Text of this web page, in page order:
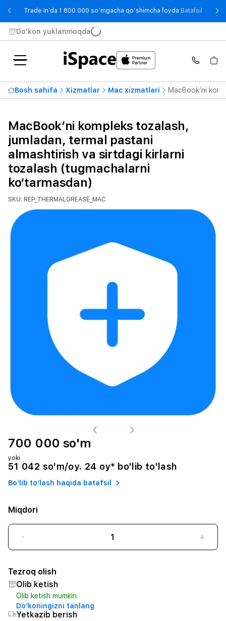
Trade In’da 1 800 000 so‘mgacha qo‘shimcha foyda Batafsil -
Do'kon yuklanmoqda
Bosh sahifa Xizmatlar Mac xizmatlari MacBook’ni
MacBook’ni kompleks tozalash,
jumladan, termal pastani
almashtirish va sirtdagi kirlarni
tozalash (tugmachalarni
ko‘tarmasdan)
SKU: REP_THERMALGREASE_MAC
700 000 so'm
yoki
51 042 so'm/oy. 24 oy* bo'lib to'lash
Bo‘lib to‘lash haqida batafsil
Miqdori
- +
Tezroq olish
Olib ketish
Olib ketish mumkin.
Do‘koningizni tanlang
Yetkazib berish